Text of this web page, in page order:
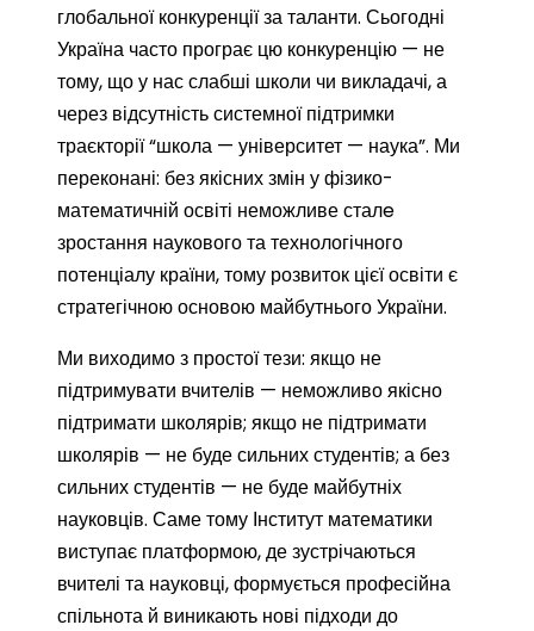
глобальної конкуренції за таланти. Сьогодні
Україна часто програє цю конкуренцію — не
тому, що у нас слабші школи чи викладачі, а
через відсутність системної підтримки
траєкторії “школа — університет — наука”. Ми
переконані: без якісних змін у фізико-
математичній освіті неможливе сталe
зростання наукового та технологічного
потенціалу країни, тому розвиток цієї освіти є
стратегічною основою майбутнього України.
Ми виходимо з простої тези: якщо не
підтримувати вчителів — неможливо якісно
підтримати школярів; якщо не підтримати
школярів — не буде сильних студентів; а без
сильних студентів — не буде майбутніх
науковців. Саме тому Інститут математики
виступає платформою, де зустрічаються
вчителі та науковці, формується професійна
спільнота й виникають нові підходи до